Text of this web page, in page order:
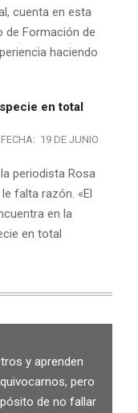
cuenta en esta
de Formación de
haciendo
en total
FECHA: 19 DE JUNIO
periodista Rosa
falta razón. «El
en la
en total
y aprenden
pero
de no fallar